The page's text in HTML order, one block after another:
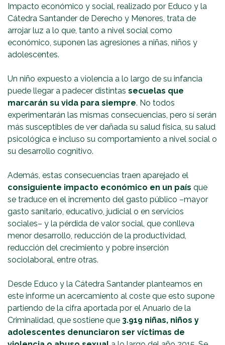
Impacto económico y social, realizado por Educo y la
Cátedra Santander de Derecho y Menores, trata de
arrojar luz a lo que, tanto a nivel social como
económico, suponen las agresiones a niñas, niños y
adolescentes.
Un niño expuesto a violencia a lo largo de su infancia
puede llegar a padecer distintas secuelas que
marcarán su vida para siempre. No todos
experimentarán las mismas consecuencias, pero sí serán
más susceptibles de ver dañada su salud física, su salud
psicológica e incluso su comportamiento a nivel social o
su desarrollo cognitivo.
Además, estas consecuencias traen aparejado el
consiguiente impacto económico en un país que
se traduce en el incremento del gasto público –mayor
gasto sanitario, educativo, judicial o en servicios
sociales– y la pérdida de valor social, que conlleva
menor desarrollo, reducción de la productividad,
reducción del crecimiento y pobre inserción
sociolaboral, entre otras.
Desde Educo y la Cátedra Santander planteamos en
este informe un acercamiento al coste que esto supone
partiendo de la cifra aportada por el Anuario de la
Criminalidad, que sostiene que 3.919 niñas, niños y
adolescentes denunciaron ser víctimas de